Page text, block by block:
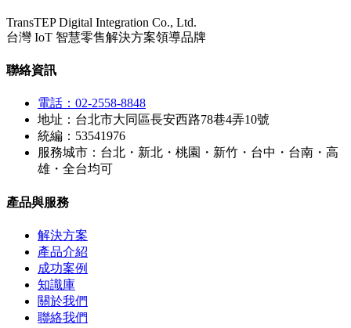
TransTEP Digital Integration Co., Ltd.
台灣 IoT 智慧零售解決方案領導品牌
聯絡資訊
電話：02-2558-8848
地址：台北市大同區長安西路78巷4弄10號
統編：53541976
服務城市：台北・新北・桃園・新竹・台中・台南・高
雄・全台均可
產品與服務
解決方案
產品介紹
成功案例
知識庫
關於我們
聯絡我們